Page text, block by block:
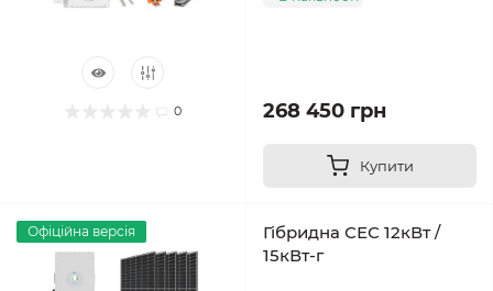
0 268 450 грн
Купити
Офіційна версія
Гібридна СЕС 12кВт /
15кВт-г